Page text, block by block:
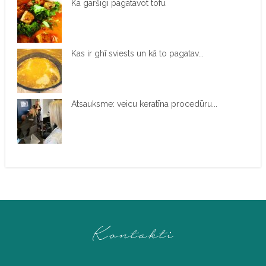
Kā garšīgi pagatavot tofu
Kas ir ghī sviests un kā to pagatav...
Atsauksme: veicu keratīna procedūru...
Kontakti